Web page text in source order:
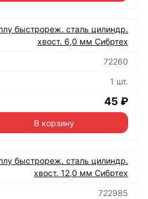
быстрореж. сталь цилиндр.
хвост. 6,0 мм Сибртех
72260
1 шт.
45 ₽
В корзину
быстрореж. сталь цилиндр.
хвост. 12,0 мм Сибртех
722985